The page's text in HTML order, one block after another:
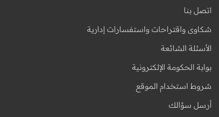
اتصل بنا
شكاوى واقتراحات واستفسارات إدارية
الأسئلة الشائعة
بوابة الحكومة الإلكترونية
شروط استخدام الموقع
أرسل سؤالك